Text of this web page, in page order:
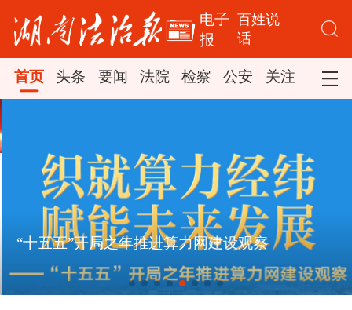
电子
报
百姓说
话
首页 头条 要闻 法院 检察 公安 关注 司法
“十五五”开局之年推进算力网建设观察
体育事业” ]